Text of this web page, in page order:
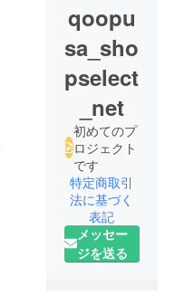
qoopu
sa_sho
pselect
_net
初めてのプ
ロジェクト
です
特定商取引
法に基づく
表記
メッセー
ジを送る